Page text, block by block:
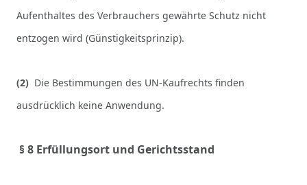
Aufenthaltes des Verbrauchers gewährte Schutz nicht
entzogen wird (Günstigkeitsprinzip).
(2) Die Bestimmungen des UN-Kaufrechts finden
ausdrücklich keine Anwendung.
§ 8 Erfüllungsort und Gerichtsstand